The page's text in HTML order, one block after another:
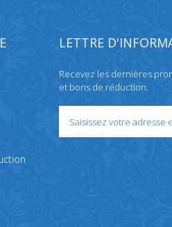
LETTRE
Recevez les dernières
et bons de réduction.